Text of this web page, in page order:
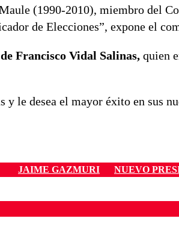
(1990-2010), miembro del
de Elecciones”, expone el
Francisco Vidal Salinas, quien
le desea el mayor éxito en sus
JAIME GAZMURI
NUEVO